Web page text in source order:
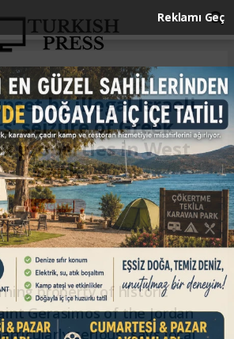
by illegal Israeli
seizure of Greek
properties in West
Bank
ENGLISH
Güncelleme: 07.08.2025 - 12:58
property of historic
Gerasimos of the Jordan
serious, says local